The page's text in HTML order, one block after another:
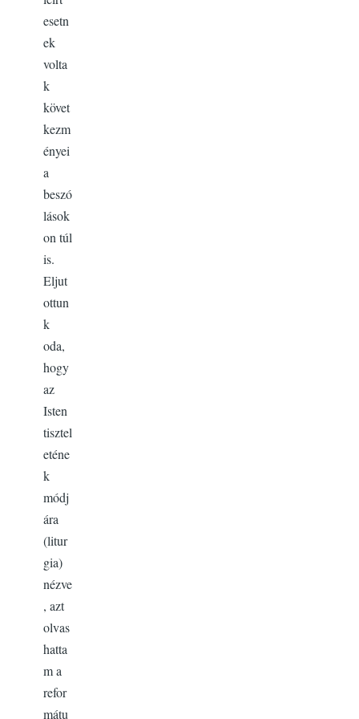
esetn
ek
volta
k
követ
kezm
ényei
a
beszó
lások
on túl
is.
Eljut
ottun
k
oda,
hogy
az
Isten
tisztel
eténe
k
módj
ára
(litur
gia)
nézve
, azt
olvas
hatta
m a
refor
mátu